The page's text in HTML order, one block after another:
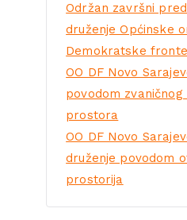
Održan završni
druženje Općinske
Demokratske
OO DF Novo
povodom
prostora
OO DF Novo
druženje povodom
prostorija